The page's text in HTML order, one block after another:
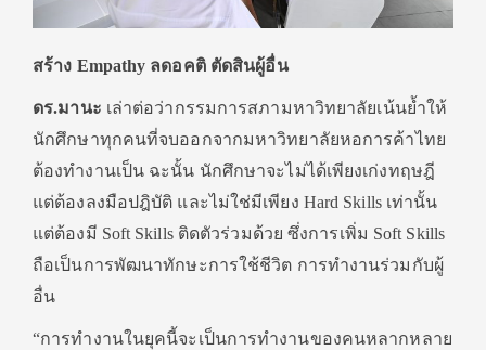
สร้าง Empathy ลดอคติ ตัดสินผู้อื่น
ดร.มานะ เล่าต่อว่ากรรมการสภามหาวิทยาลัยเน้นย้ำให้
นักศึกษาทุกคนที่จบออกจากมหาวิทยาลัยหอการค้าไทย
ต้องทำงานเป็น ฉะนั้น นักศึกษาจะไม่ได้เพียงเก่งทฤษฎี
แต่ต้องลงมือปฎิบัติ และไม่ใช่มีเพียง Hard Skills เท่านั้น
แต่ต้องมี Soft Skills ติดตัวร่วมด้วย ซึ่งการเพิ่ม Soft Skills
ถือเป็นการพัฒนาทักษะการใช้ชีวิต การทำงานร่วมกับผู้
อื่น
“การทำงานในยุคนี้จะเป็นการทำงานของคนหลากหลาย